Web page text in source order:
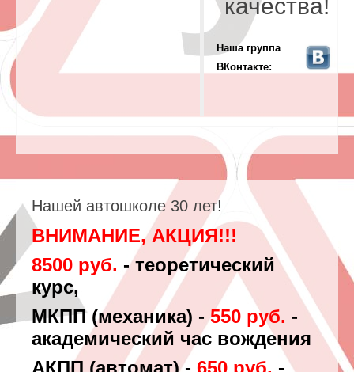
качества!
Наша группа
ВКонтакте:
Нашей автошколе 30 лет!
ВНИМАНИЕ, АКЦИЯ!!!
8500 руб. - теоретический
курс,
МКПП (механика) -550 руб. -
академический час вождения
АКПП (автомат) - 650 руб. -